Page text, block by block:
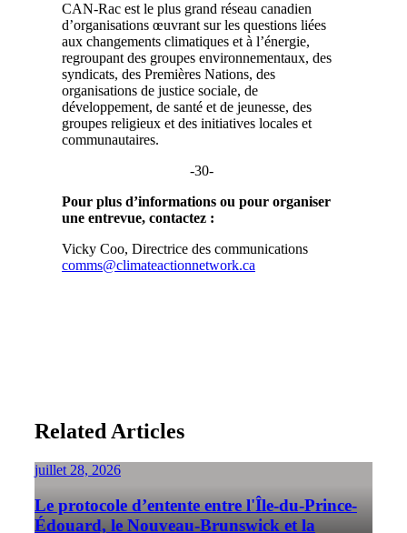
CAN-Rac est le plus grand réseau canadien
d’organisations œuvrant sur les questions liées
aux changements climatiques et à l’énergie,
regroupant des groupes environnementaux, des
syndicats, des Premières Nations, des
organisations de justice sociale, de
développement, de santé et de jeunesse, des
groupes religieux et des initiatives locales et
communautaires.
-30-
Pour plus d’informations ou pour organiser
une entrevue, contactez :
Vicky Coo, Directrice des communications
comms@climateactionnetwork.ca
Related Articles
juillet 28, 2026
Le protocole d’entente entre l'Île-du-Prince-
Édouard, le Nouveau-Brunswick et la